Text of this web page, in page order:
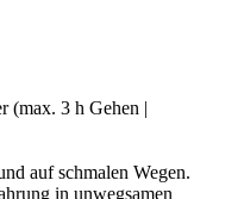
(max. 3 h Gehen |
auf schmalen Wegen.
in unwegsamen